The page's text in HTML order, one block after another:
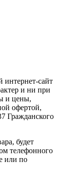
сайт
и ни при
и цены,
офертой,
Гражданского
будет
телефонного
или по